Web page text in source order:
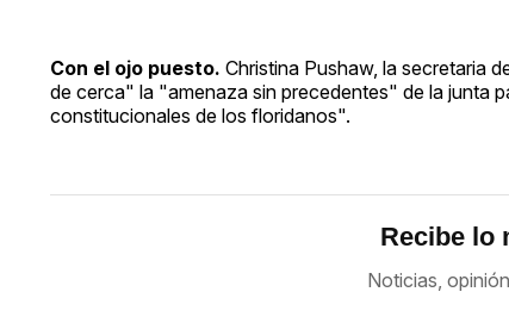
Con el ojo puesto. Christina Pushaw, la secretaria
de cerca" la "amenaza sin precedentes" de la junta
constitucionales de los floridanos".
Recibe lo
Noticias,